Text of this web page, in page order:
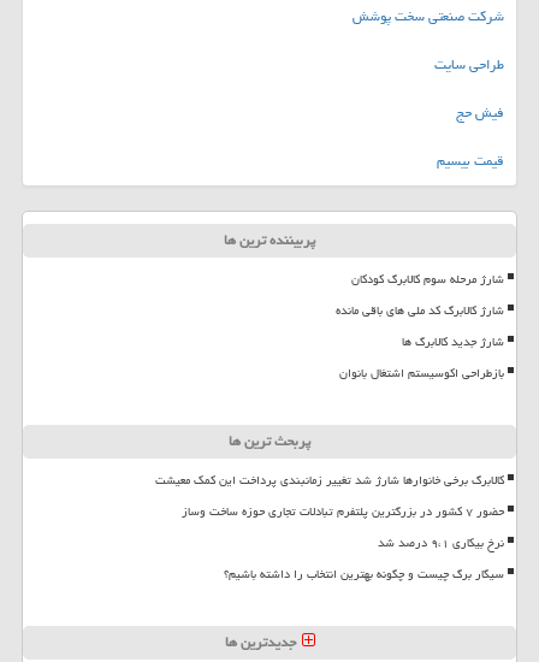
شرکت صنعتی سخت پوشش
طراحی سایت
فیش حج
قیمت بیسیم
پربیننده ترین ها
شارژ مرحله سوم کالابرگ کودکان
شارژ کالابرگ کد ملی های باقی مانده
شارژ جدید کالابرگ ها
بازطراحی اکوسیستم اشتغال بانوان
پربحث ترین ها
کالابرگ برخی خانوارها شارژ شد تغییر زمانبندی پرداخت این کمک معیشت
حضور ۷ کشور در بزرگترین پلتفرم تبادلات تجاری حوزه ساخت وساز
نرخ بیکاری ۹،۱ درصد شد
سیگار برگ چیست و چگونه بهترین انتخاب را داشته باشیم؟
جدیدترین ها